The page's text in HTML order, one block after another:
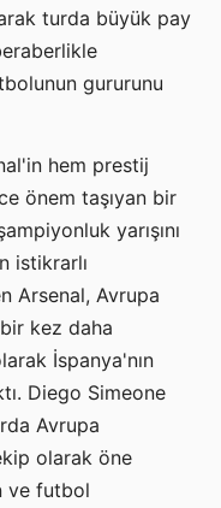
turda büyük pay
gururunu
hem prestij
önem taşıyan bir
yarışını
istikrarlı
Arsenal, Avrupa
kez daha
İspanya'nın
Diego Simeone
Avrupa
olarak öne
ve futbol